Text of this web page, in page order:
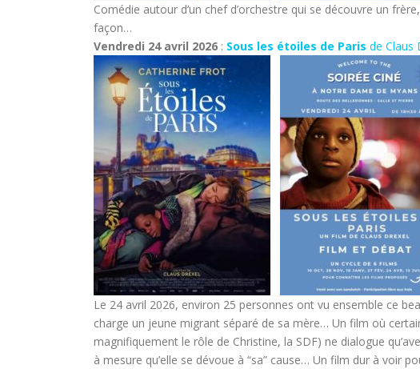
Comédie autour d’un chef d’orchestre qui se découvre un
façon…
Vendredi 24 avril 2026 : Sous les étoiles de Paris de Claus
Le 24 avril 2026, environ 25 personnes ont vu ensemble ce
charge un jeune migrant séparé de sa mère… Un film où
magnifiquement le rôle de Christine, la SDF) ne dialogue
à mesure qu’elle se dévoue à “sa” cause… Un film dur à voir